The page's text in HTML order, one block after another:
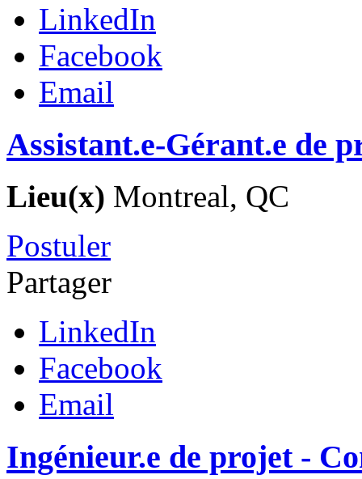
LinkedIn
Facebook
Email
Assistant.e-Gérant.e de
Lieu(x) Montreal, QC
Postuler
Partager
LinkedIn
Facebook
Email
Ingénieur.e de projet -